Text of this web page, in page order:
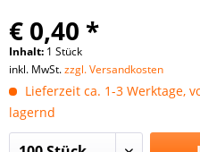
€ 0,40 *
Inhalt: 1 Stück
inkl. MwSt.zzgl. Versandkosten
Lieferzeit ca. 1-3 Werktage,
lagernd